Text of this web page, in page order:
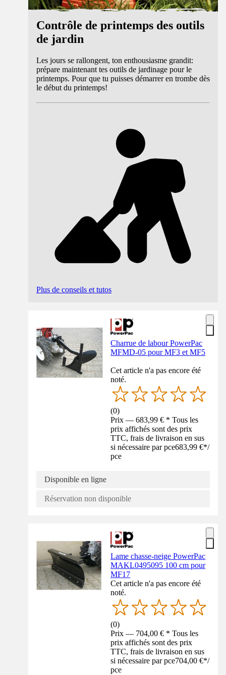
Contrôle de printemps des outils
de jardin
Les jours se rallongent, ton enthousiasme grandit:
prépare maintenant tes outils de jardinage pour le
printemps. Pour que tu puisses démarrer en trombe dès
le début du printemps!
Plus de conseils et tutos
Charrue de labour PowerPac
MFMD-05 pour MF3 et MF5
Cet article n'a pas encore été
noté.
(0)
Prix — 683,99 € * Tous les
prix affichés sont des prix
TTC, frais de livraison en sus
si nécessaire par pce683,99 €*/
pce
Disponible en ligne
Réservation non disponible
Lame chasse-neige PowerPac
MAKL0495095 100 cm pour
MF17
Cet article n'a pas encore été
noté.
(0)
Prix — 704,00 € * Tous les
prix affichés sont des prix
TTC, frais de livraison en sus
si nécessaire par pce704,00 €*/
pce